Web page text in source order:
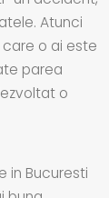
Atunci
o ai este
parea
o
in Bucuresti